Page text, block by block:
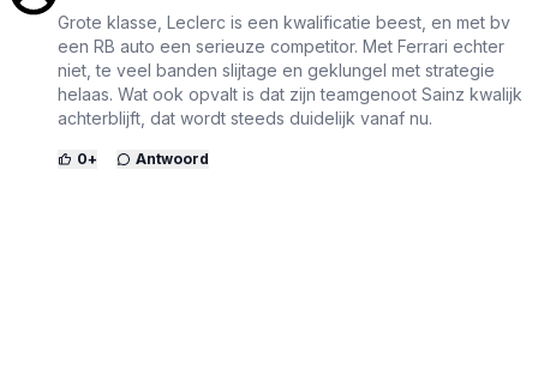
Grote klasse, Leclerc is een kwalificatie beest, en met bv
een RB auto een serieuze competitor. Met Ferrari echter
niet, te veel banden slijtage en geklungel met strategie
helaas. Wat ook opvalt is dat zijn teamgenoot Sainz kwalijk
achterblijft, dat wordt steeds duidelijk vanaf nu.
0+ Antwoord